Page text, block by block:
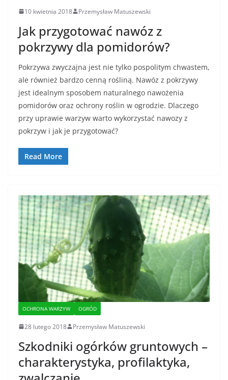
10 kwietnia 2018 Przemysław Matuszewski
Jak przygotować nawóz z
pokrzywy dla pomidorów?
Pokrzywa zwyczajna jest nie tylko pospolitym chwastem,
ale również bardzo cenną rośliną. Nawóz z pokrzywy
jest idealnym sposobem naturalnego nawożenia
pomidorów oraz ochrony roślin w ogrodzie. Dlaczego
przy uprawie warzyw warto wykorzystać nawozy z
pokrzyw i jak je przygotować?
Read More
OCHRONA WARZYW OGRÓD
28 lutego 2018 Przemysław Matuszewski
Szkodniki ogórków gruntowych –
charakterystyka, profilaktyka,